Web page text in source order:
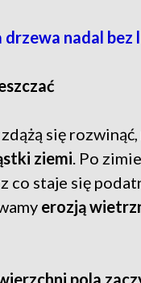
drzewa nadal bez
się rozwinąć,
ziemi. Po
co staje się
erozją